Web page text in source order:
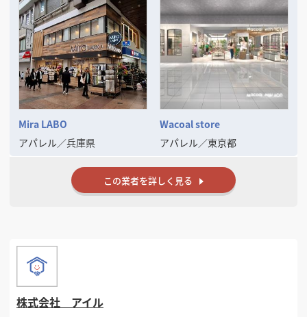
2. 現地調査・物件確認
ご契約前の物件でも、内覧に同行します。インフラと法規面を確認しま
す。
3. プラン・お見積りのご提示
内訳を明示したお見積りとあわせて、デザインプランをご提案します。
4. 実施設計
5. 着工・施工管理
工程の進捗はご報告しながら進めます。現場でのご相談にも随時対応し
6. お引き渡し・開業後のフォロー
開店後の不具合対応から、増床・改装のご相談まで継続して承ります。
価などの一律の金額をお出ししていません。物件資料や平面図をお送り
いただきご相談ください。ご相談・現地調査・概算お見積りはすべて無
料です。
店舗を出すというのは、オーナー様にとって人生を賭けた勝負だと思っ
とのスムーズな連携を図りながら、スケジュールと品質を厳守した店舗
開発を牽引いたします。
Mira LABO
アパレル／兵庫県
Wacoal store
アパレル／東京都
この業者を詳しく見る
株式会社 アイル